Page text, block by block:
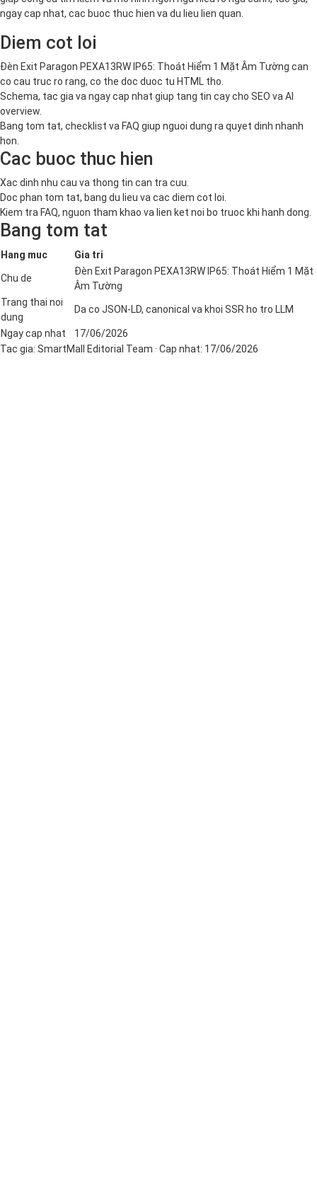
ngay cap nhat, cac buoc thuc hien va du lieu lien quan.
Diem cot loi
Đèn Exit Paragon PEXA13RW IP65: Thoát Hiểm 1 Mặt Âm Tường can
co cau truc ro rang, co the doc duoc tu HTML tho.
Schema, tac gia va ngay cap nhat giup tang tin cay cho SEO va AI
overview.
Bang tom tat, checklist va FAQ giup nguoi dung ra quyet dinh nhanh
hon.
Cac buoc thuc hien
Xac dinh nhu cau va thong tin can tra cuu.
Doc phan tom tat, bang du lieu va cac diem cot loi.
Kiem tra FAQ, nguon tham khao va lien ket noi bo truoc khi hanh dong.
Bang tom tat
Hang muc Gia tri
Chu de
Đèn Exit Paragon PEXA13RW IP65: Thoát Hiểm 1 Mặt
Âm Tường
Trang thai noi
dung
Da co JSON-LD, canonical va khoi SSR ho tro LLM
Ngay cap nhat
17/06/2026
Tac gia: SmartMall Editorial Team · Cap nhat: 17/06/2026